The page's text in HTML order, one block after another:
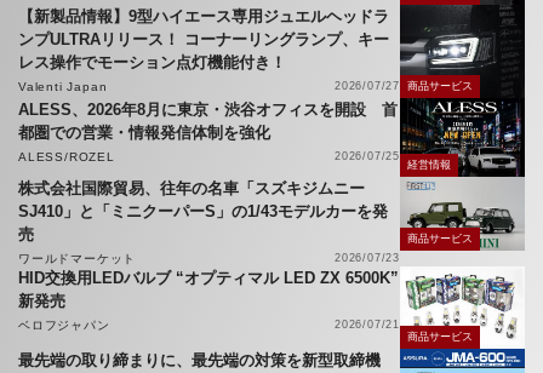
【新製品情報】9型ハイエース専用ジュエルヘッドラ
ンプULTRAリリース！ コーナーリングランプ、キー
レス操作でモーション点灯機能付き！
Valenti Japan 2026/07/27 商品サービス
ALESS、2026年8月に東京・渋谷オフィスを開設 首
都圏での営業・情報発信体制を強化
ALESS/ROZEL 2026/07/25
経営情報
株式会社国際貿易、往年の名車「スズキジムニー
SJ410」と「ミニクーパーS」の1/43モデルカーを発
売
ワールドマーケット 2026/07/23
商品サービス
HID交換用LEDバルブ “オプティマル LED ZX 6500K”
新発売
ベロフジャパン
2026/07/21
商品サービス
最先端の取り締まりに、最先端の対策を新型取締機